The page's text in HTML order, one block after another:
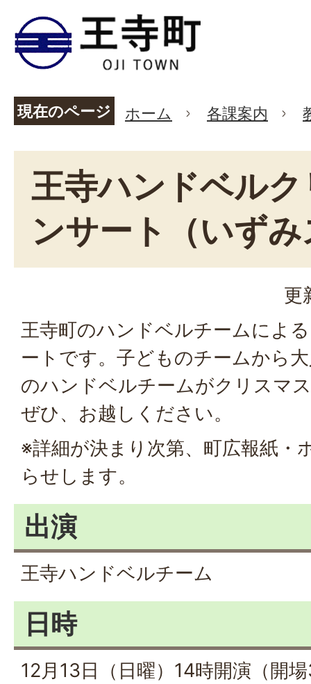
現在のページ ホーム 各課案内
王寺ハンドベル
ンサート（いず
更
王寺町のハンドベルチームによ
ートです。子どものチームから
のハンドベルチームがクリスマ
ぜひ、お越しください。
※詳細が決まり次第、町広報紙・
らせします。
出演
王寺ハンドベルチーム
日時
12月13日（日曜）14時開演（開